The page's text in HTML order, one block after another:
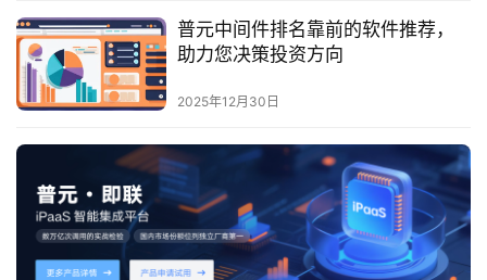
普
元
联
们
普元中间件排名靠前的软件推荐，
助力您决策投资方向
2025年12月30日